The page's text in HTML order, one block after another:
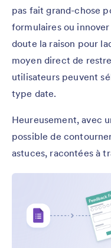
pas fait grand-chose
formulaires ou innover
doute la raison pour
moyen direct de
utilisateurs peuvent
type date.
Heureusement, avec
possible de
astuces, racontées à